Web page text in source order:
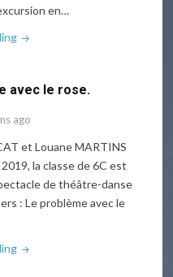
en…
"Séjour
avec le rose.
ago
et Louane MARTINS
la classe de 6C est
de théâtre-danse
: Le problème avec le
"Le